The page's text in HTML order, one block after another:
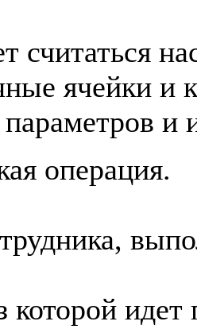
считаться
ячейки и
и
операция.
которой